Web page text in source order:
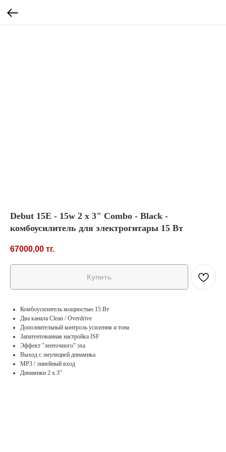
Debut 15E - 15w 2 x 3" Combo - Black -
комбоусилитель для электрогитары 15 Вт
67000,00 тг.
Купить
Комбоусилитель мощностью 15 Вт
Два канала Clean / Overdrive
Дополнительный контроль усиления и тона
Запатентованная настройка ISF
Эффект "ленточного" эха
Выход с эмуляцией динамика
MP3 / линейный вход
Динамики 2 х 3″